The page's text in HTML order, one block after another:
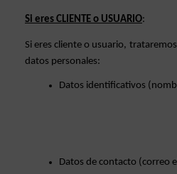
Si eres CLIENTE o USUARIO:
Si eres cliente o usuario,
datos personales:
Datos identificativos
Datos de contacto (correo